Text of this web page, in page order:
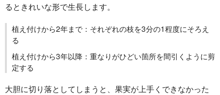
るときれいな形で生長します。
植え付けから2年まで：それぞれの枝を3分の1程度にそろえ
る
植え付けから3年以降：重なりがひどい箇所を間引くように剪
定する
大胆に切り落としてしまうと、果実が上手くできなかった